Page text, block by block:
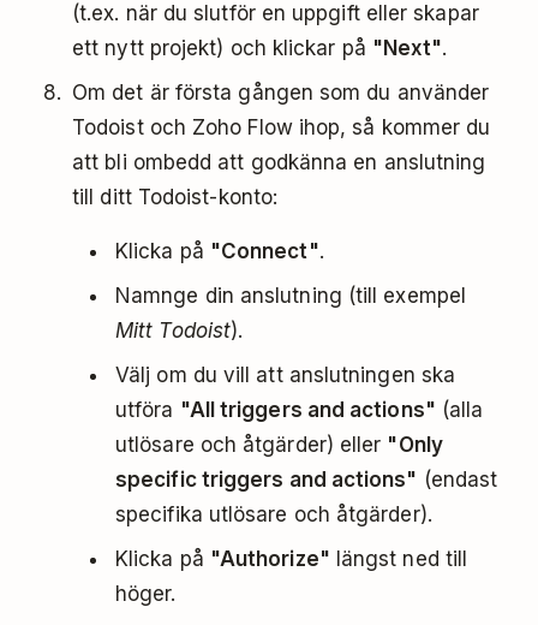
(t.ex. när du slutför en uppgift eller skapar
ett nytt projekt) och klickar på "Next".
Om det är första gången som du använder
Todoist och Zoho Flow ihop, så kommer du
att bli ombedd att godkänna en anslutning
till ditt Todoist-konto:
Klicka på "Connect".
Namnge din anslutning (till exempel
Mitt Todoist).
Välj om du vill att anslutningen ska
utföra "All triggers and actions" (alla
utlösare och åtgärder) eller "Only
specific triggers and actions" (endast
specifika utlösare och åtgärder).
Klicka på "Authorize" längst ned till
höger.